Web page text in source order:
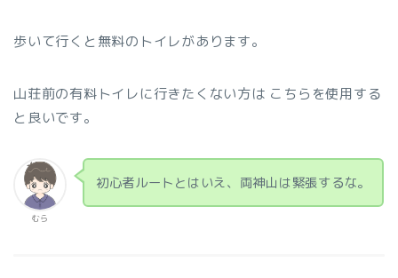
歩いて行くと無料のトイレがあります。
山荘前の有料トイレに行きたくない方は こちらを使用する
と良いです。
むら
初心者ルートとはいえ、両神山は緊張するな。